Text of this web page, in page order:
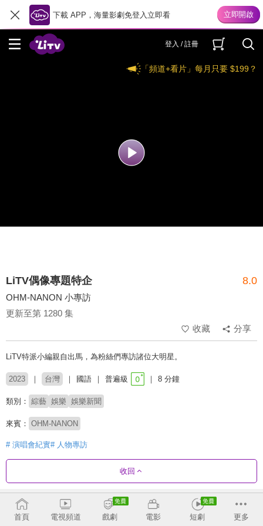
下載 APP，海量影劇免登入立即看
登入 / 註冊
「頻道+看片」每月只要 $199？
LiTV偶像專題特企 8.0
OHM-NANON 小專訪
更新至第 1280 集
收藏
分享
LiTV特派小編親自出馬，為粉絲們專訪諸位大明星。
2023 台灣 國語 普遍級 8 分鐘
類別： 綜藝 娛樂 娛樂新聞
來賓： OHM-NANON
# 演唱會紀實# 人物專訪
收回
劇集列表 反序 收合
首頁 電視頻道 戲劇 電影 短劇 更多